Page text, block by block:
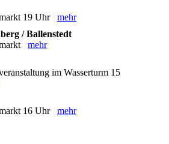
19 Uhr mehr
/ Ballenstedt
mehr
im Wasserturm 15
16 Uhr mehr